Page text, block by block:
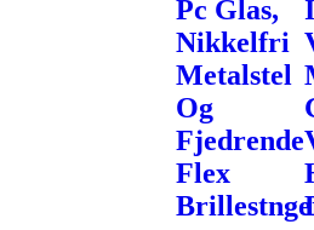
Pc Glas,
Nikkelfri
Metalstel
Og
Fjedrende
Flex